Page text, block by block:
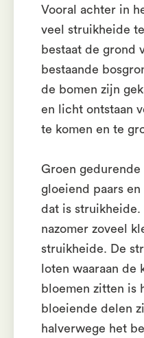
Vooral achter in
veel struikheide
bestaat de grond
bestaande
de bomen zijn
en licht ontstaan
te komen en te
Groen
gloeiend paars en
dat is struikheide.
nazomer zoveel
struikheide. De
loten waaraan de
bloemen zitten is
bloeiende delen
halverwege het